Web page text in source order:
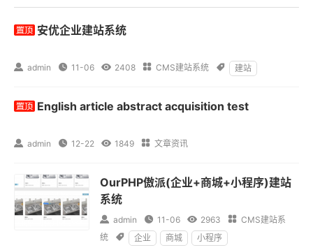
安优企业建站系统
 admin  11-06  2408  CMS建站系统  建站
English article abstract acquisition test
 admin  12-22  1849  文章资讯
OurPHP傲派(企业+商城+小程序)建站
系统
 admin  11-06  2963  CMS建站系
统
 企业 商城 小程序